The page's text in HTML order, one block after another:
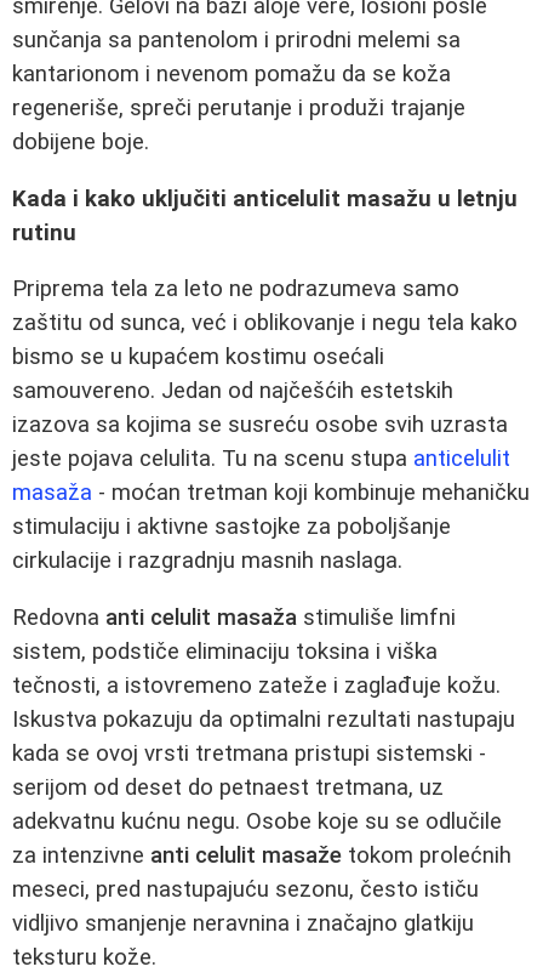
smirenje. Gelovi na bazi aloje vere, losioni posle
sunčanja sa pantenolom i prirodni melemi sa
kantarionom i nevenom pomažu da se koža
regeneriše, spreči perutanje i produži trajanje
dobijene boje.
Kada i kako uključiti anticelulit masažu u letnju
rutinu
Priprema tela za leto ne podrazumeva samo
zaštitu od sunca, već i oblikovanje i negu tela kako
bismo se u kupaćem kostimu osećali
samouvereno. Jedan od najčešćih estetskih
izazova sa kojima se susreću osobe svih uzrasta
jeste pojava celulita. Tu na scenu stupa anticelulit
masaža - moćan tretman koji kombinuje mehaničku
stimulaciju i aktivne sastojke za poboljšanje
cirkulacije i razgradnju masnih naslaga.
Redovna anti celulit masaža stimuliše limfni
sistem, podstiče eliminaciju toksina i viška
tečnosti, a istovremeno zateže i zaglađuje kožu.
Iskustva pokazuju da optimalni rezultati nastupaju
kada se ovoj vrsti tretmana pristupi sistemski -
serijom od deset do petnaest tretmana, uz
adekvatnu kućnu negu. Osobe koje su se odlučile
za intenzivne anti celulit masaže tokom prolećnih
meseci, pred nastupajuću sezonu, često ističu
vidljivo smanjenje neravnina i značajno glatkiju
teksturu kože.